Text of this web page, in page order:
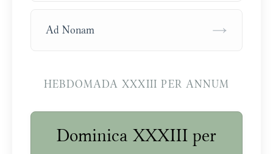
Ad Nonam →
HEBDOMADA XXXIII PER ANNUM
Dominica XXXIII per